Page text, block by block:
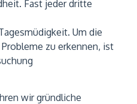
Fast jeder dritte
Um die
zu erkennen, ist
wir gründliche